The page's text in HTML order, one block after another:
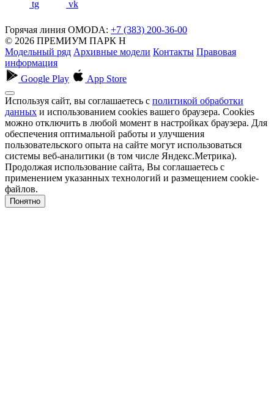
tg vk
Горячая линия OMODA: +7 (383) 200-36-00
© 2026 ПРЕМИУМ ПАРК Н
Модельный ряд Архивные модели Контакты Правовая
информация
Google Play
App Store
Используя сайт, вы соглашаетесь с политикой обработки
данных и использованием cookies вашего браузера. Cookies
можно отключить в любой момент в настройках браузера. Для
обеспечения оптимальной работы и улучшения
пользовательского опыта на сайте могут использоваться
системы веб-аналитики (в том числе Яндекс.Метрика).
Продолжая использование сайта, Вы соглашаетесь с
применением указанных технологий и размещением cookie-
файлов.
Понятно